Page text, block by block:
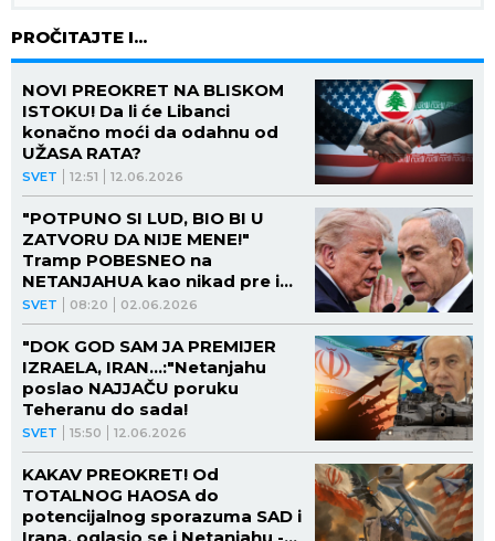
PROČITAJTE I...
SVET 12:51 12.06.2026
NOVI PREOKRET NA BLISKOM
ISTOKU! Da li će Libanci
konačno moći da odahnu od
UŽASA RATA?
SVET 08:20 02.06.2026
"POTPUNO SI LUD, BIO BI U
ZATVORU DA NIJE MENE!"
Tramp POBESNEO na
NETANJAHUA kao nikad pre i
ŽESTOKO isprozivao!
SVET 15:50 12.06.2026
"DOK GOD SAM JA PREMIJER
IZRAELA, IRAN...:"Netanjahu
poslao NAJJAČU poruku
Teheranu do sada!
KAKAV PREOKRET! Od
TOTALNOG HAOSA do
potencijalnog sporazuma SAD i